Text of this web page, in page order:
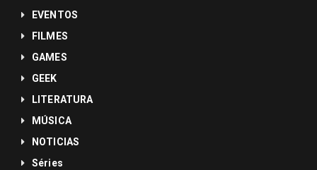
EVENTOS
FILMES
GAMES
GEEK
LITERATURA
MÚSICA
NOTICIAS
Séries